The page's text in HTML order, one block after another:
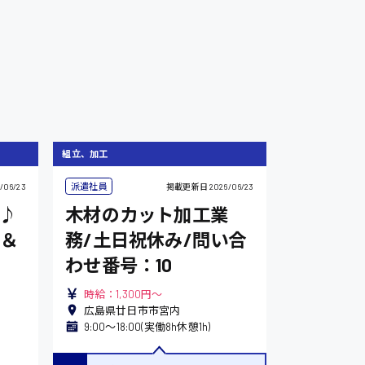
06/23
組立、加工
派遣社員 掲載更新日 2026/06/23
木材のカット加工業
務/土日祝休み/問い合
わせ番号：10
時給：1,300円～
広島県廿日市市宮内
9:00〜18:00(実働8h休憩1h)